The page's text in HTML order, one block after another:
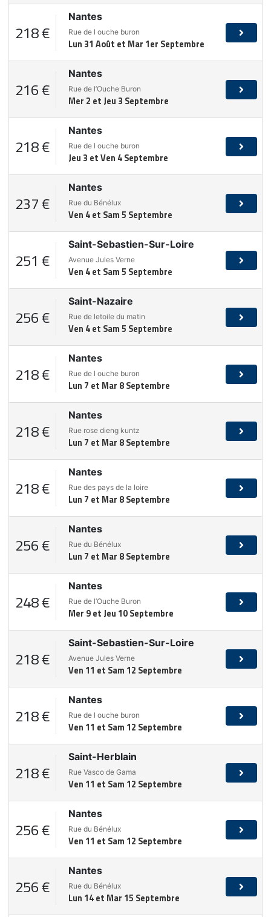
218 €
Nantes
Rue de l ouche buron
Lun 31 Août et Mar 1er Septembre
216 €
Nantes
Rue de l’Ouche Buron
Mer 2 et Jeu 3 Septembre
218 €
Nantes
Rue de l ouche buron
Jeu 3 et Ven 4 Septembre
237 €
Nantes
Rue du Bénélux
Ven 4 et Sam 5 Septembre
251 €
Saint-Sebastien-Sur-Loire
Avenue Jules Verne
Ven 4 et Sam 5 Septembre
256 €
Saint-Nazaire
Rue de letoile du matin
Ven 4 et Sam 5 Septembre
218 €
Nantes
Rue de l ouche buron
Lun 7 et Mar 8 Septembre
218 €
Nantes
Rue rose dieng kuntz
Lun 7 et Mar 8 Septembre
218 €
Nantes
Rue des pays de la loire
Lun 7 et Mar 8 Septembre
256 €
Nantes
Rue du Bénélux
Lun 7 et Mar 8 Septembre
248 €
Nantes
Rue de l’Ouche Buron
Mer 9 et Jeu 10 Septembre
218 €
Saint-Sebastien-Sur-Loire
Avenue Jules Verne
Ven 11 et Sam 12 Septembre
218 €
Nantes
Rue de l ouche buron
Ven 11 et Sam 12 Septembre
218 €
Saint-Herblain
Rue Vasco de Gama
Ven 11 et Sam 12 Septembre
256 €
Nantes
Rue du Bénélux
Ven 11 et Sam 12 Septembre
256 €
Nantes
Rue du Bénélux
Lun 14 et Mar 15 Septembre